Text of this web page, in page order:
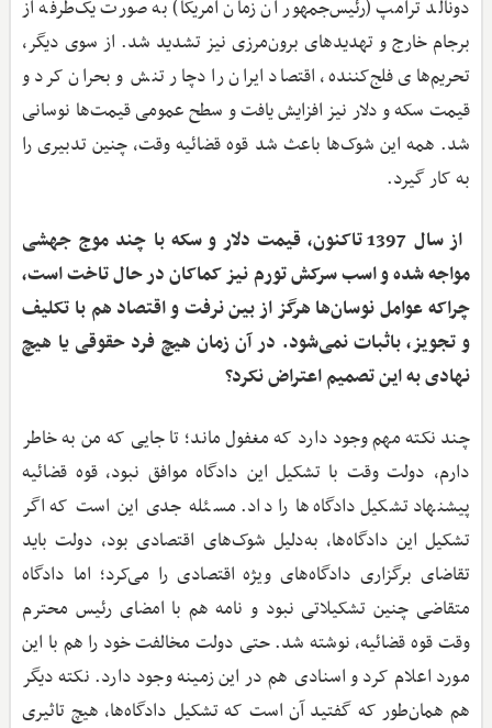
دونالد ترامپ (رئیس‌جمهور آن زمان آمریکا) به صورت یک‌طرفه از
برجام خارج و تهدیدهای برون‌مرزی نیز تشدید شد. از سوی دیگر،
تحریم‌های فلج‌کننده، اقتصاد ایران را دچار تنش و بحران کرد و
قیمت سکه و دلار نیز افزایش یافت و سطح عمومی قیمت‌ها نوسانی
شد. همه این شوک‌ها باعث شد قوه قضائیه وقت، چنین تدبیری را
به کار گیرد.
از سال 1397 تاکنون، قیمت دلار و سکه با چند موج جهشی
مواجه شده و اسب سرکش تورم نیز کماکان در حال تاخت است،
چراکه عوامل نوسان‌ها هرگز از بین نرفت و اقتصاد هم با تکلیف
و تجویز، باثبات نمی‌شود. در آن زمان هیچ فرد حقوقی یا هیچ
نهادی به این تصمیم اعتراض نکرد؟
چند نکته مهم وجود دارد که مغفول ماند؛ تا جایی که من به خاطر
دارم، دولت وقت با تشکیل این دادگاه موافق نبود، قوه قضائیه
پیشنهاد تشکیل دادگاه‌ها را داد. مسئله جدی این است که اگر
تشکیل این دادگاه‌ها، به‌دلیل شوک‌های اقتصادی بود، دولت باید
تقاضای برگزاری دادگاه‌های ویژه اقتصادی را می‌کرد؛ اما دادگاه
متقاضی چنین تشکیلاتی نبود و نامه هم با امضای رئیس محترم
وقت قوه قضائیه، نوشته شد. حتی دولت مخالفت خود را هم با این
مورد اعلام کرد و اسنادی هم در این زمینه وجود دارد. نکته دیگر
هم همان‌طور که گفتید آن است که تشکیل دادگاه‌ها، هیچ تاثیری